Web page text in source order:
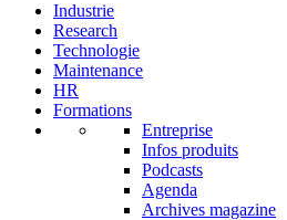
Industrie
Research
Technologie
Maintenance
HR
Formations
Entreprise
Infos produits
Podcasts
Agenda
Archives magazine